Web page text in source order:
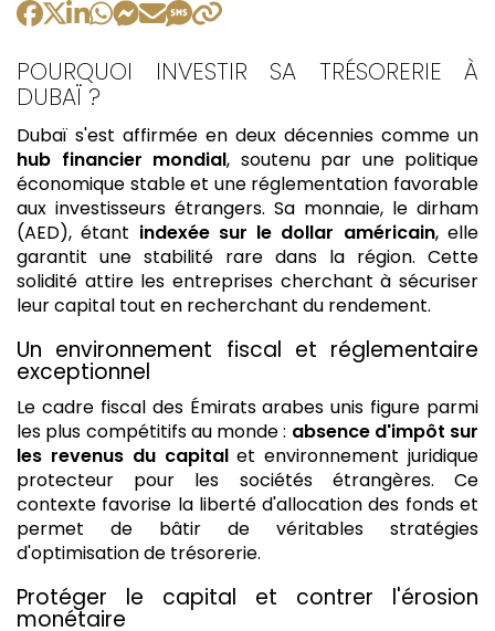
POURQUOI INVESTIR SA TRÉSORERIE À
DUBAÏ ?
Dubaï s'est affirmée en deux décennies comme un
hub financier mondial, soutenu par une politique
économique stable et une réglementation favorable
aux investisseurs étrangers. Sa monnaie, le dirham
(AED), étant indexée sur le dollar américain, elle
garantit une stabilité rare dans la région. Cette
solidité attire les entreprises cherchant à sécuriser
leur capital tout en recherchant du rendement.
Un environnement fiscal et réglementaire
exceptionnel
Le cadre fiscal des Émirats arabes unis figure parmi
les plus compétitifs au monde : absence d'impôt sur
les revenus du capitalet environnement juridique
protecteur pour les sociétés étrangères. Ce
contexte favorise la liberté d'allocation des fonds et
permet de bâtir de véritables stratégies
d'optimisation de trésorerie.
Protéger le capital et contrer l'érosion
monétaire